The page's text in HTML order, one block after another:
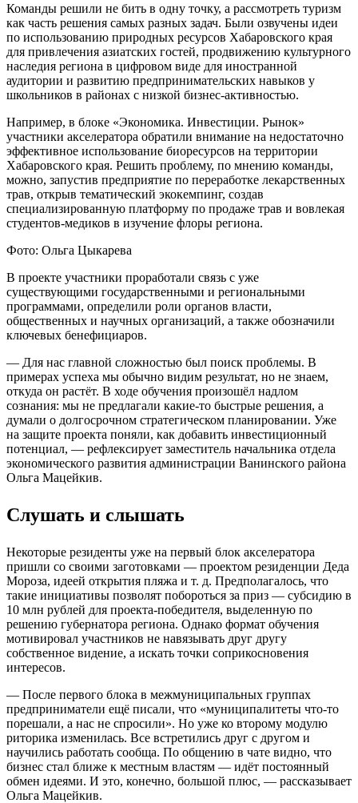
Команды решили не бить в одну точку, а рассмотреть туризм
как часть решения самых разных задач. Были озвучены идеи
по использованию природных ресурсов Хабаровского края
для привлечения азиатских гостей, продвижению культурного
наследия региона в цифровом виде для иностранной
аудитории и развитию предпринимательских навыков у
школьников в районах с низкой бизнес-активностью.
Например, в блоке «Экономика. Инвестиции. Рынок»
участники акселератора обратили внимание на недостаточно
эффективное использование биоресурсов на территории
Хабаровского края. Решить проблему, по мнению команды,
можно, запустив предприятие по переработке лекарственных
трав, открыв тематический экокемпинг, создав
специализированную платформу по продаже трав и вовлекая
студентов-медиков в изучение флоры региона.
Фото: Ольга Цыкарева
В проекте участники проработали связь с уже
существующими государственными и региональными
программами, определили роли органов власти,
общественных и научных организаций, а также обозначили
ключевых бенефициаров.
— Для нас главной сложностью был поиск проблемы. В
примерах успеха мы обычно видим результат, но не знаем,
откуда он растёт. В ходе обучения произошёл надлом
сознания: мы не предлагали какие-то быстрые решения, а
думали о долгосрочном стратегическом планировании. Уже
на защите проекта поняли, как добавить инвестиционный
потенциал, — рефлексирует заместитель начальника отдела
экономического развития администрации Ванинского района
Ольга Мацейкив.
Слушать и слышать
Некоторые резиденты уже на первый блок акселератора
пришли со своими заготовками — проектом резиденции Деда
Мороза, идеей открытия пляжа и т. д. Предполагалось, что
такие инициативы позволят побороться за приз — субсидию в
10 млн рублей для проекта-победителя, выделенную по
решению губернатора региона. Однако формат обучения
мотивировал участников не навязывать друг другу
собственное видение, а искать точки соприкосновения
интересов.
— После первого блока в межмуниципальных группах
предприниматели ещё писали, что «муниципалитеты что-то
порешали, а нас не спросили». Но уже ко второму модулю
риторика изменилась. Все встретились друг с другом и
научились работать сообща. По общению в чате видно, что
бизнес стал ближе к местным властям — идёт постоянный
обмен идеями. И это, конечно, большой плюс, — рассказывает
Ольга Мацейкив.